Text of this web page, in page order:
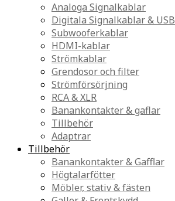
Analoga Signalkablar
Digitala Signalkablar & USB
Subwooferkablar
HDMI-kablar
Strömkablar
Grendosor och filter
Strömförsörjning
RCA & XLR
Banankontakter & gaflar
Tillbehör
Adaptrar
Tillbehör
Banankontakter & Gafflar
Högtalarfötter
Möbler, stativ & fästen